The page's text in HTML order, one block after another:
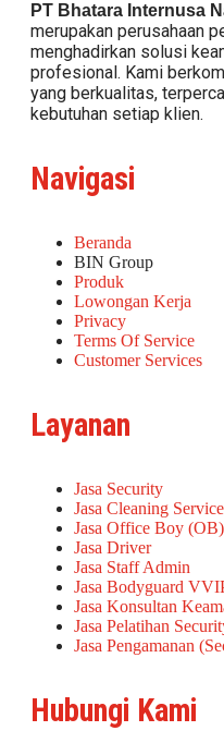
PT Bhatara Internusa
merupakan perusahaan
menghadirkan solusi
profesional. Kami
yang berkualitas,
kebutuhan setiap klien.
Navigasi
Beranda
BIN Group
Produk
Lowongan Kerja
Privacy
Terms Of Service
Customer Services
Layanan
Jasa Security
Jasa Cleaning Service
Jasa Office Boy (OB)
Jasa Driver
Jasa Staff Admin
Jasa Bodyguard
Jasa Konsultan
Jasa Pelatihan
Jasa Pengamanan
Hubungi Kami